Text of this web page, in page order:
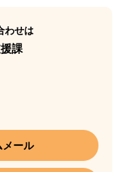
わせは
課
メール